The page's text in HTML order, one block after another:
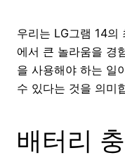
우리는 LG그램 14의
에서 큰 놀라움을 경
을 사용해야 하는 일
수 있다는 것을 의미
배터리